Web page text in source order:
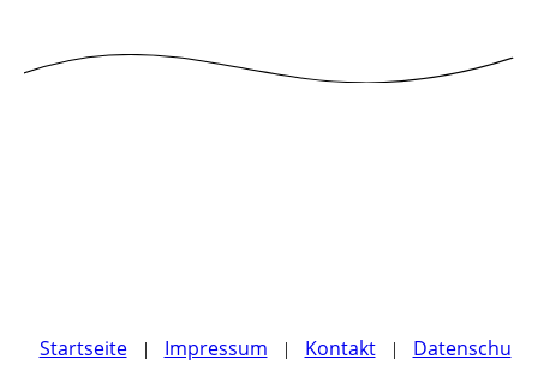
Startseite | Impressum | Kontakt | Datenschu